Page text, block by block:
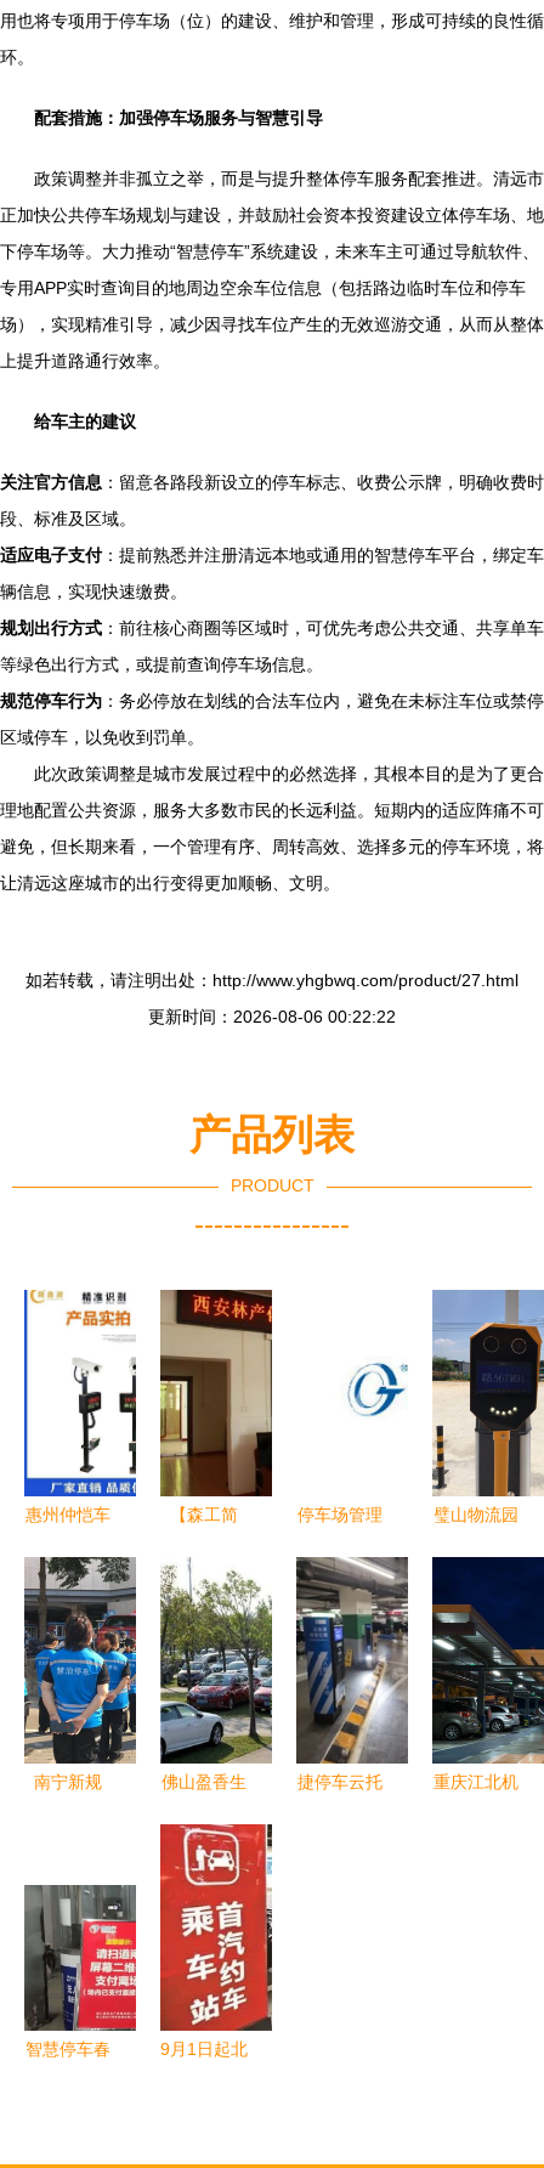
用也将专项用于停车场（位）的建设、维护和管理，形成可持续的良性循
环。
配套措施：加强停车场服务与智慧引导
政策调整并非孤立之举，而是与提升整体停车服务配套推进。清远市
正加快公共停车场规划与建设，并鼓励社会资本投资建设立体停车场、地
下停车场等。大力推动“智慧停车”系统建设，未来车主可通过导航软件、
专用APP实时查询目的地周边空余车位信息（包括路边临时车位和停车
场），实现精准引导，减少因寻找车位产生的无效巡游交通，从而从整体
上提升道路通行效率。
给车主的建议
关注官方信息 ：留意各路段新设立的停车标志、收费公示牌，明确收费时
段、标准及区域。
适应电子支付：提前熟悉并注册清远本地或通用的智慧停车平台，绑定车
辆信息，实现快速缴费。
规划出行方式 ：前往核心商圈等区域时，可优先考虑公共交通、共享单车
等绿色出行方式，或提前查询停车场信息。
规范停车行为 ：务必停放在划线的合法车位内，避免在未标注车位或禁停
区域停车，以免收到罚单。
此次政策调整是城市发展过程中的必然选择，其根本目的是为了更合
理地配置公共资源，服务大多数市民的长远利益。短期内的适应阵痛不可
避免，但长期来看，一个管理有序、周转高效、选择多元的停车环境，将
让清远这座城市的出行变得更加顺畅、文明。
如若转载，请注明出处：http://www.yhgbwq.com/product/27.html
更新时间：2026-08-06 00:22:22
产品列表
PRODUCT
----------------
惠州仲恺车
一体机车牌
识别道闸系
统安装隆鑫
源惠州仲恺
【森工简
化厂召开第
九届八次职
工大会
停车场管理
行榜 第一
竟然是它，
彻底颠覆停
车场服务！
璧山物流园
费系统与优
质服务相融
合
南宁新规
位今起实施
统一管理
佛山盈香生
停车政策一
年为游客省
下400万，
背后的服务
初心与运营
智慧
捷停车云托
重庆江北机
智慧停车春
9月1日起北